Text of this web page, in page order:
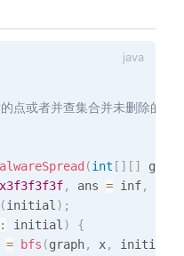
点或者并查集合并未删除的点
(int [ ] [ ]
graph
, ans = inf,
(initial) ;
: initial)
{
= bfs (graph, x, initial